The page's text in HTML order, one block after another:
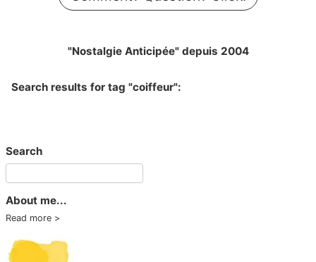
"Nostalgie Anticipée" depuis 2004
Search results for tag "coiffeur":
Search
About me...
Read more